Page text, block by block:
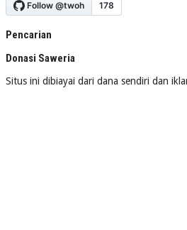
Pencarian
Donasi Saweria
Situs ini dibiayai dari dana sendiri dan